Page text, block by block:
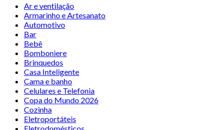
Ar e ventilação
Armarinho e Artesanato
Automotivo
Bar
Bebê
Bomboniere
Brinquedos
Casa Inteligente
Cama e banho
Celulares e Telefonia
Copa do Mundo 2026
Cozinha
Eletroportáteis